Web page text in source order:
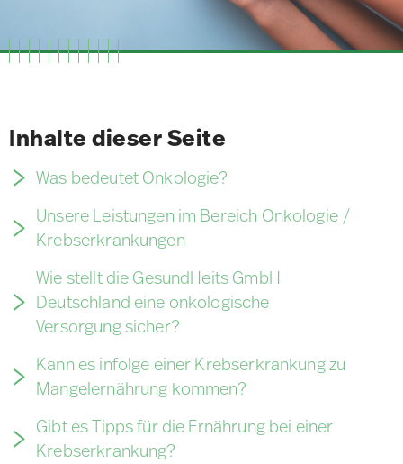
Inhalte dieser Seite
Was bedeutet Onkologie?
Unsere Leistungen im Bereich Onkologie /
Krebserkrankungen
Wie stellt die GesundHeits GmbH
Deutschland eine onkologische
Versorgung sicher?
Kann es infolge einer Krebserkrankung zu
Mangelernährung kommen?
Gibt es Tipps für die Ernährung bei einer
Krebserkrankung?